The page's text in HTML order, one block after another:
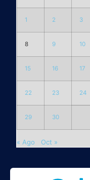
1 2 3
8 9 10
15 16 17
22 23 24
29 30
« Ago Oct »